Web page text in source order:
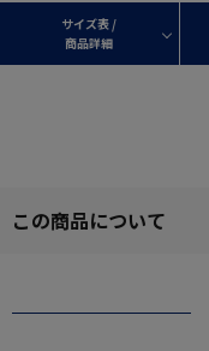
サイズ表 /
商品詳細
この商品について